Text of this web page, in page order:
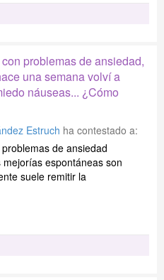
problemas de ansiedad,
una semana volví a
náuseas... ¿Cómo
Estruch ha contestado a:
de ansiedad
espontáneas son
suele remitir la